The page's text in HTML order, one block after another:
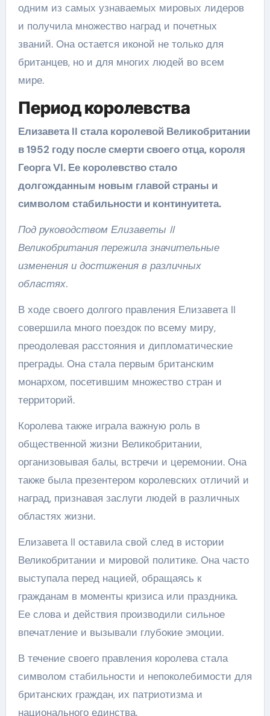
одним из самых узнаваемых мировых лидеров
и получила множество наград и почетных
званий. Она остается иконой не только для
британцев, но и для многих людей во всем
мире.
Период королевства
Елизавета II стала королевой Великобритании
в 1952 году после смерти своего отца, короля
Георга VI. Ее королевство стало
долгожданным новым главой страны и
символом стабильности и континуитета.
Под руководством Елизаветы II
Великобритания пережила значительные
изменения и достижения в различных
областях.
В ходе своего долгого правления Елизавета II
совершила много поездок по всему миру,
преодолевая расстояния и дипломатические
преграды. Она стала первым британским
монархом, посетившим множество стран и
территорий.
Королева также играла важную роль в
общественной жизни Великобритании,
организовывая балы, встречи и церемонии. Она
также была презентером королевских отличий и
наград, признавая заслуги людей в различных
областях жизни.
Елизавета II оставила свой след в истории
Великобритании и мировой политике. Она часто
выступала перед нацией, обращаясь к
гражданам в моменты кризиса или праздника.
Ее слова и действия производили сильное
впечатление и вызывали глубокие эмоции.
В течение своего правления королева стала
символом стабильности и непоколебимости для
британских граждан, их патриотизма и
национального единства.